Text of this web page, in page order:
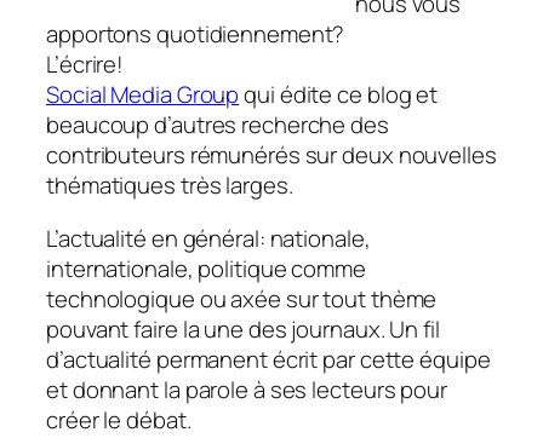
apportons quotidiennement?
L’écrire!
Social Media Groupqui édite ce blog et
beaucoup d’autres recherche des
contributeurs rémunérés sur deux nouvelles
thématiques très larges.
L’actualité en général: nationale,
internationale, politique comme
technologique ou axée sur tout thème
pouvant faire la une des journaux. Un fil
d’actualité permanent écrit par cette équipe
et donnant la parole à ses lecteurs pour
créer le débat.